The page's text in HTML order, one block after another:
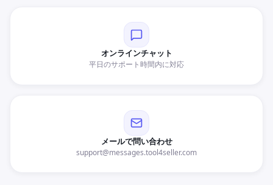
オンラインチャット
平日のサポート時間内に対応
メールで問い合わせ
support@messages.tool4seller.com